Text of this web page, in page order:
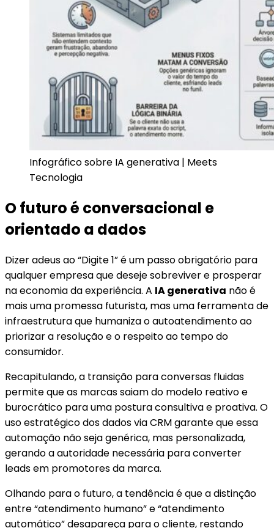
Infográfico sobre IA generativa | Meets
Tecnologia
O futuro é conversacional e
orientado a dados
Dizer adeus ao “Digite 1” é um passo obrigatório para
qualquer empresa que deseje sobreviver e prosperar
na economia da experiência. A IA generativa não é
mais uma promessa futurista, mas uma ferramenta de
infraestrutura que humaniza o autoatendimento ao
priorizar a resolução e o respeito ao tempo do
consumidor.
Recapitulando, a transição para conversas fluidas
permite que as marcas saiam do modelo reativo e
burocrático para uma postura consultiva e proativa. O
uso estratégico dos dados via CRM garante que essa
automação não seja genérica, mas personalizada,
gerando a autoridade necessária para converter
leads em promotores da marca.
Olhando para o futuro, a tendência é que a distinção
entre “atendimento humano” e “atendimento
automático” desapareça para o cliente, restando